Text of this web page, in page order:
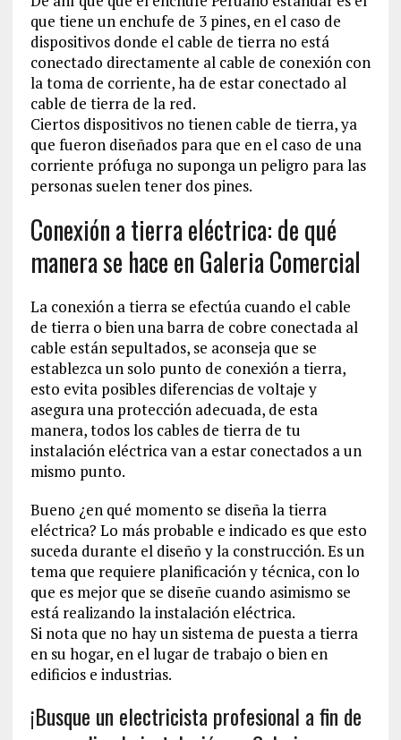
que tiene un enchufe de 3 pines, en el caso de
dispositivos donde el cable de tierra no está
conectado directamente al cable de conexión con
la toma de corriente, ha de estar conectado al
cable de tierra de la red.
Ciertos dispositivos no tienen cable de tierra, ya
que fueron diseñados para que en el caso de una
corriente prófuga no suponga un peligro para las
personas suelen tener dos pines.
Conexión a tierra eléctrica: de qué
manera se hace en Galeria Comercial
La conexión a tierra se efectúa cuando el cable
de tierra o bien una barra de cobre conectada al
cable están sepultados, se aconseja que se
establezca un solo punto de conexión a tierra,
esto evita posibles diferencias de voltaje y
asegura una protección adecuada, de esta
manera, todos los cables de tierra de tu
instalación eléctrica van a estar conectados a un
mismo punto.
Bueno ¿en qué momento se diseña la tierra
eléctrica? Lo más probable e indicado es que esto
suceda durante el diseño y la construcción. Es un
tema que requiere planificación y técnica, con lo
que es mejor que se diseñe cuando asimismo se
está realizando la instalación eléctrica.
Si nota que no hay un sistema de puesta a tierra
en su hogar, en el lugar de trabajo o bien en
edificios e industrias.
¡Busque un electricista profesional a fin de